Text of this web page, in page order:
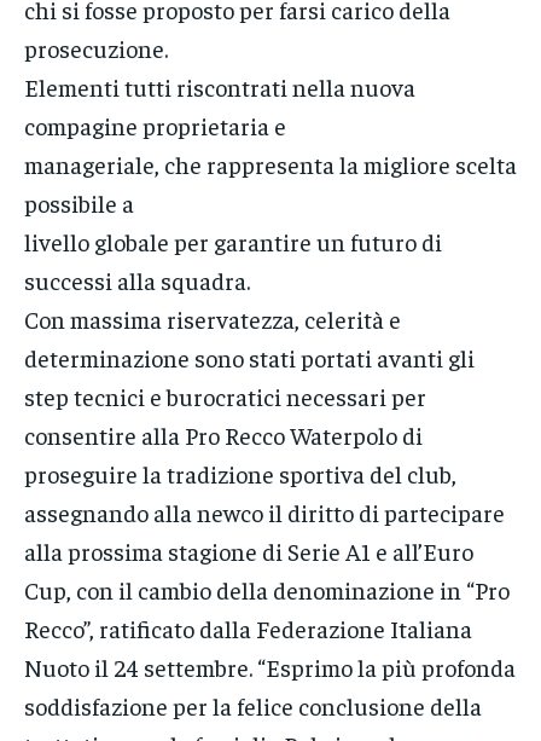
chi si fosse proposto per farsi carico della
prosecuzione.
Elementi tutti riscontrati nella nuova
compagine proprietaria e
manageriale, che rappresenta la migliore scelta
possibile a
livello globale per garantire un futuro di
successi alla squadra.
Con massima riservatezza, celerità e
determinazione sono stati portati avanti gli
step tecnici e burocratici necessari per
consentire alla Pro Recco Waterpolo di
proseguire la tradizione sportiva del club,
assegnando alla newco il diritto di partecipare
alla prossima stagione di Serie A1 e all’Euro
Cup, con il cambio della denominazione in “Pro
Recco”, ratificato dalla Federazione Italiana
Nuoto il 24 settembre. “Esprimo la più profonda
soddisfazione per la felice conclusione della